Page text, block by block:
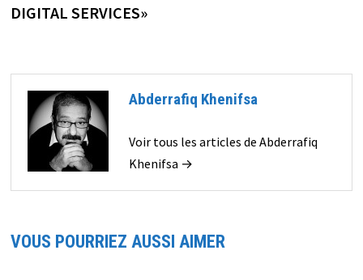
DIGITAL SERVICES»
Abderrafiq Khenifsa
Voir tous les articles de Abderrafiq
Khenifsa →
VOUS POURRIEZ AUSSI AIMER